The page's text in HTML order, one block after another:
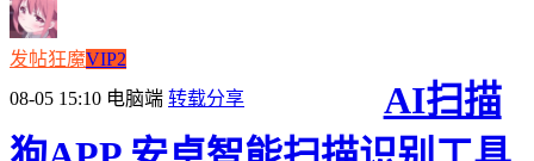
发帖狂魔VIP2
08-05 15:10 电脑端 转载分享
AI扫描